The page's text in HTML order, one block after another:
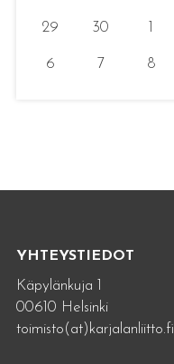
29 30
6 7 8
YHTEYSTIEDOT
Käpylänkuja 1
00610 Helsinki
toimisto(at)karjalanliitto.fi